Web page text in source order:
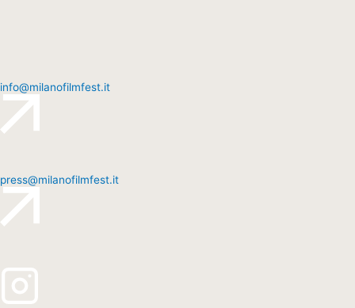
info@milanofilmfest.it
press@milanofilmfest.it